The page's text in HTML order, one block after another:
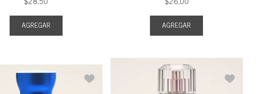
AGREGAR AGREGAR